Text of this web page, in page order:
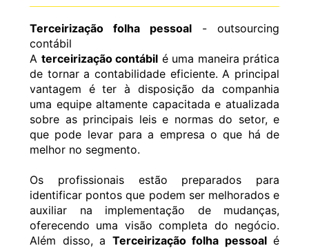
Terceirização folha pessoal - outsourcing
contábil
A terceirização contábil é uma maneira prática
de tornar a contabilidade eficiente. A principal
vantagem é ter à disposição da companhia
uma equipe altamente capacitada e atualizada
sobre as principais leis e normas do setor, e
que pode levar para a empresa o que há de
melhor no segmento.
Os profissionais estão preparados para
identificar pontos que podem ser melhorados e
auxiliar na implementação de mudanças,
oferecendo uma visão completa do negócio.
Além disso, a Terceirização folha pessoalé